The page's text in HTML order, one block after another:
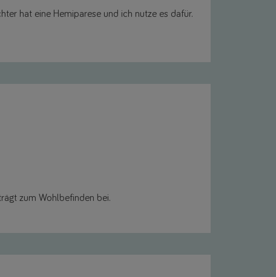
hat eine Hemiparese und ich nutze es dafür.
zum Wohlbefinden bei.